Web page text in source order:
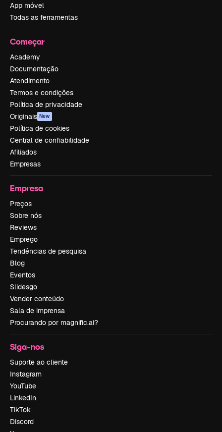
App móvel
Todas as ferramentas
Começar
Academy
Documentação
Atendimento
Termos e condições
Política de privacidade
Originais New
Política de cookies
Central de confiabilidade
Afiliados
Empresas
Empresa
Preços
Sobre nós
Reviews
Emprego
Tendências de pesquisa
Blog
Eventos
Slidesgo
Vender conteúdo
Sala de imprensa
Procurando por magnific.ai?
Siga-nos
Suporte ao cliente
Instagram
YouTube
LinkedIn
TikTok
Discord